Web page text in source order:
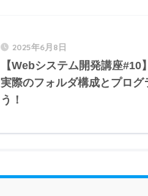
2025年6月8日
【Webシステム開発講座#10
実際のフォルダ構成とプログ
う！